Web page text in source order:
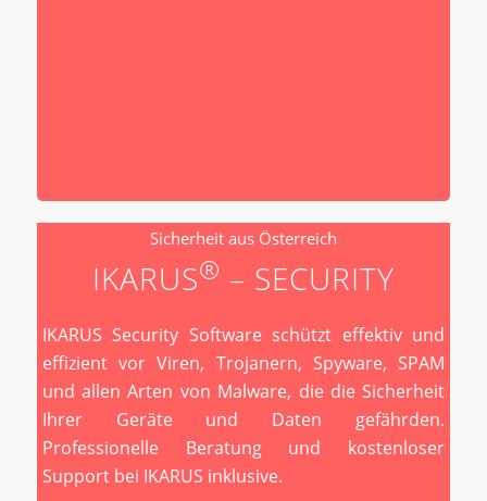
Sicherheit aus Österreich
IKARUS® – SECURITY
IKARUS Security Software schützt effektiv und
effizient vor Viren, Trojanern, Spyware, SPAM
und allen Arten von Malware, die die Sicherheit
Ihrer Geräte und Daten gefährden.
Professionelle Beratung und kostenloser
Support bei IKARUS inklusive.